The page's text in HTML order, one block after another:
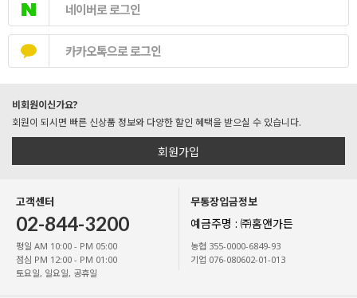
네이버로 로그인
카카오톡으로 로그인
비회원이신가요?
회원이 되시면 빠른 신상품 정보와 다양한 할인 혜택을 받으실 수 있습니다.
회원가입
고객센터
02-844-3200
평일 AM 10:00 - PM 05:00
점심 PM 12:00 - PM 01:00
토요일, 일요일, 공휴일
무통장입금정보
예금주명 : ㈜홈앤가든
농협 355-0000-6849-93
기업 076-080602-01-013